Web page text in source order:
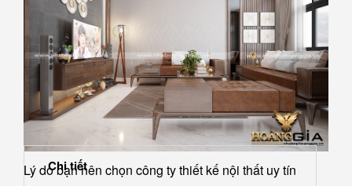
Lý do bạn nên chọn công ty thiết kế nội thất uy tín
Chi tiết